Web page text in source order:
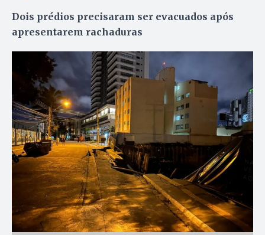
Dois prédios precisaram ser evacuados após
apresentarem rachaduras